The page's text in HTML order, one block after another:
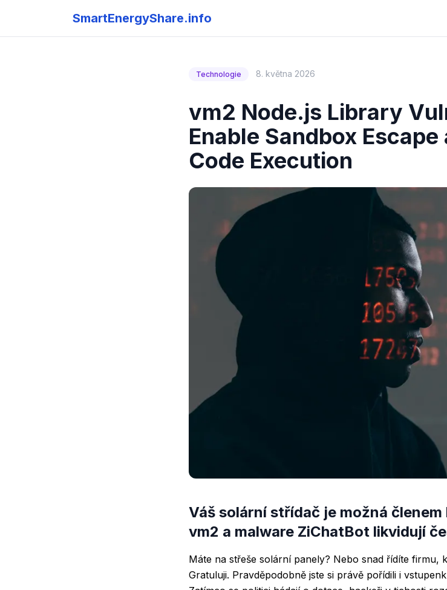
SmartEnergyShare.info
Technologie 8. května 2026
vm2 Node.js Library
Enable Sandbox
Code Execution
Váš solární střídač je možná
vm2 a malware ZiChatBot likvidují
Máte na střeše solární panely? Nebo snad řídíte firmu,
Gratuluji. Pravděpodobně jste si právě pořídili i